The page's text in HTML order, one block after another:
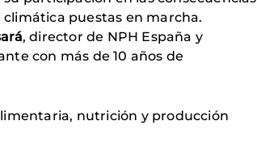
puestas en marcha.
, director de NPH España y
con más de 10 años de
nutrición y producción